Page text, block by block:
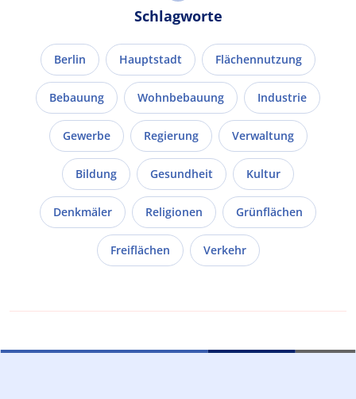
Schlagworte
Berlin Hauptstadt Flächennutzung
Bebauung Wohnbebauung Industrie
Gewerbe Regierung Verwaltung
Bildung Gesundheit Kultur
Denkmäler Religionen Grünflächen
Freiflächen Verkehr